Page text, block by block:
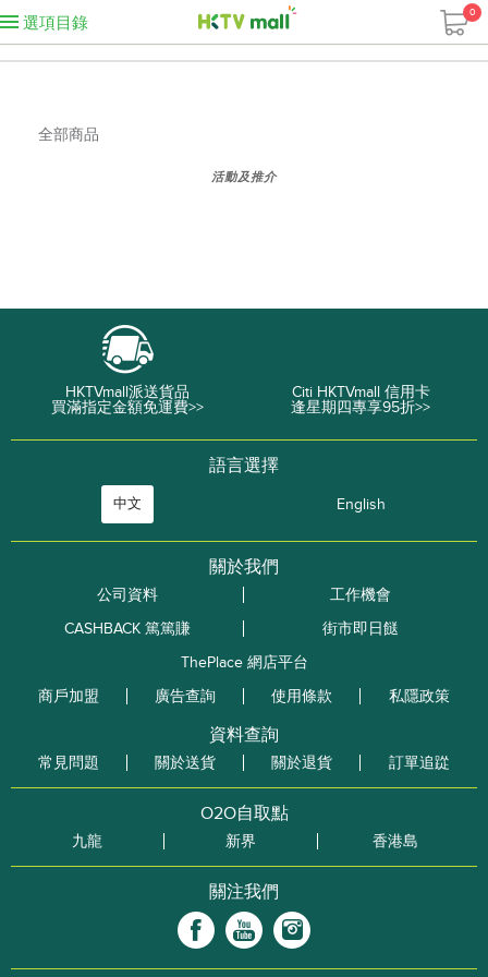
選項目錄
0
全部商品
活動及推介
HKTVmall派送貨品
買滿指定金額免運費>>
Citi HKTVmall 信用卡
逢星期四專享95折>>
語言選擇
中文 English
關於我們
公司資料
工作機會
CASHBACK 篤篤賺
街市即日餸
ThePlace 網店平台
商戶加盟
廣告查詢 使用條款 私隱政策
資料查詢
常見問題 關於送貨 關於退貨 訂單追踨
O2O自取點
九龍 新界 香港島
關注我們